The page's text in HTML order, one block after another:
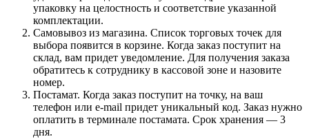
упаковку на целостность и соответствие указанной
комплектации.
Самовывоз из магазина. Список торговых точек для
выбора появится в корзине. Когда заказ поступит на
склад, вам придет уведомление. Для получения заказа
обратитесь к сотруднику в кассовой зоне и назовите
номер.
Постамат. Когда заказ поступит на точку, на ваш
телефон или e-mail придет уникальный код. Заказ нужно
оплатить в терминале постамата. Срок хранения — 3
дня.